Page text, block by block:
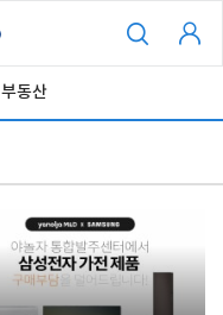
부동산